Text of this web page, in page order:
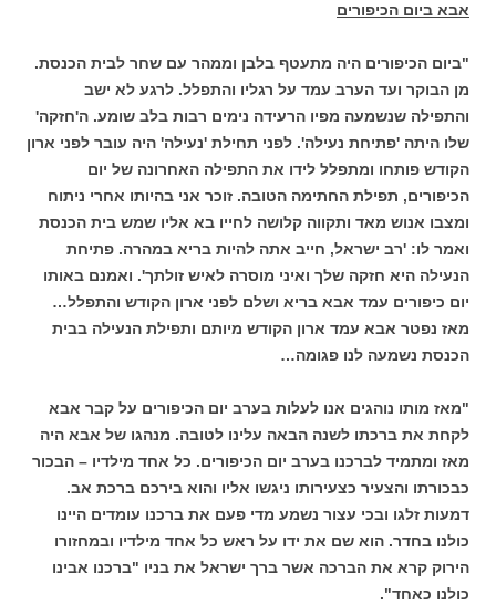
אבא ביום הכיפורים
"ביום הכיפורים היה מתעטף בלבן וממהר עם שחר לבית הכנסת.
מן הבוקר ועד הערב עמד על רגליו והתפלל. לרגע לא ישב
והתפילה שנשמעה מפיו הרעידה נימים רבות בלב שומע. ה'חזקה'
שלו היתה 'פתיחת נעילה'. לפני תחילת 'נעילה' היה עובר לפני ארון
הקודש פותחו ומתפלל לידו את התפילה האחרונה של יום
הכיפורים, תפילת החתימה הטובה. זוכר אני בהיותו אחרי ניתוח
ומצבו אנוש מאד ותקווה קלושה לחייו בא אליו שמש בית הכנסת
ואמר לו: 'רב ישראל, חייב אתה להיות בריא במהרה. פתיחת
הנעילה היא חזקה שלך ואיני מוסרה לאיש זולתך'. ואמנם באותו
יום כיפורים עמד אבא בריא ושלם לפני ארון הקודש והתפלל…
מאז נפטר אבא עמד ארון הקודש מיותם ותפילת הנעילה בבית
הכנסת נשמעה לנו פגומה…
"מאז מותו נוהגים אנו לעלות בערב יום הכיפורים על קבר אבא
לקחת את ברכתו לשנה הבאה עלינו לטובה. מנהגו של אבא היה
מאז ומתמיד לברכנו בערב יום הכיפורים. כל אחד מילדיו – הבכור
כבכורתו והצעיר כצעירותו ניגשו אליו והוא בירכם ברכת אב.
דמעות זלגו ובכי עצור נשמע מדי פעם את ברכנו עומדים היינו
כולנו בחדר. הוא שם את ידו על ראש כל אחד מילדיו ובמחזורו
הירוק קרא את הברכה אשר ברך ישראל את בניו "ברכנו אבינו
כולנו כאחד".